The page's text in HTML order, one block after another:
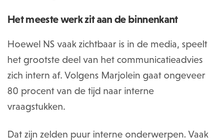
Het meeste werk zit aan de binnenkant
Hoewel NS vaak zichtbaar is in de media, speelt
het grootste deel van het communicatieadvies
zich intern af. Volgens Marjolein gaat ongeveer
80 procent van de tijd naar interne
vraagstukken.
Dat zijn zelden puur interne onderwerpen. Vaak